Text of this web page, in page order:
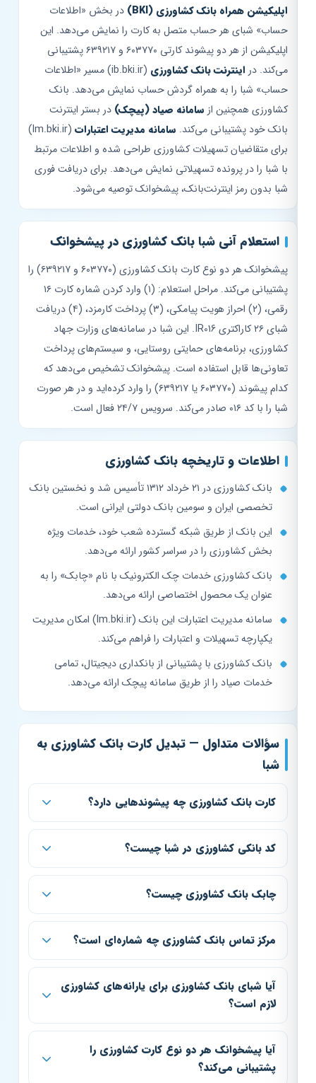
اپلیکیشن همراه بانک کشاورزی (BKI)
در بخش «اطلاعات
حساب» شبای هر حساب متصل به کارت را نمایش می‌دهد. این
اپلیکیشن از هر دو پیشوند کارتی ۶۰۳۷۷۰ و ۶۳۹۲۱۷ پشتیبانی
می‌کند. دراینترنت بانک کشاورزی
(ib.bki.ir) مسیر «اطلاعات
حساب» شبا را به همراه گردش حساب نمایش می‌دهد. بانک
کشاورزی همچنین ازسامانه صیاد (پیچک)در بستر اینترنت
بانک خود پشتیبانی می‌کند.سامانه مدیریت اعتبارات
(lm.bki.ir)
برای متقاضیان تسهیلات کشاورزی طراحی شده و اطلاعات مرتبط
با شبا را در پرونده تسهیلاتی نمایش می‌دهد. برای دریافت فوری
شبا بدون رمز اینترنت‌بانک، پیشخوانک توصیه می‌شود.
استعلام آنی شبا بانک کشاورزی در پیشخوانک
پیشخوانک هر دو نوع کارت بانک کشاورزی (۶۰۳۷۷۰ و ۶۳۹۲۱۷) را
پشتیبانی می‌کند. مراحل استعلام: (۱) وارد کردن شماره کارت ۱۶
رقمی، (۲) احراز هویت پیامکی، (۳) پرداخت کارمزد، (۴) دریافت
شبای ۲۶ کاراکتری IR016. این شبا در سامانه‌های وزارت جهاد
کشاورزی، برنامه‌های حمایتی روستایی، و سیستم‌های پرداخت
تعاونی‌ها قابل استفاده است. پیشخوانک تشخیص می‌دهد که
کدام پیشوند (۶۰۳۷۷۰ یا ۶۳۹۲۱۷) را وارد کرده‌اید و در هر صورت
شبا را با کد ۰۱۶ صادر می‌کند. سرویس ۲۴/۷ فعال است.
اطلاعات و تاریخچه بانک کشاورزی
بانک کشاورزی در ۲۱ خرداد ۱۳۱۲ تأسیس شد و نخستین بانک
تخصصی ایران و سومین بانک دولتی ایرانی است.
این بانک از طریق شبکه گسترده شعب خود، خدمات ویژه
بخش کشاورزی را در سراسر کشور ارائه می‌دهد.
بانک کشاورزی خدمات چک الکترونیک با نام «چابک» را به
عنوان یک محصول اختصاصی ارائه می‌دهد.
سامانه مدیریت اعتبارات این بانک (lm.bki.ir) امکان مدیریت
یکپارچه تسهیلات و اعتبارات را فراهم می‌کند.
بانک کشاورزی با پشتیبانی از بانکداری دیجیتال، تمامی
خدمات صیاد را از طریق سامانه پیچک ارائه می‌دهد.
سؤالات متداول — تبدیل کارت بانک کشاورزی به
شبا
کارت بانک کشاورزی چه پیشوندهایی دارد؟
کد بانکی کشاورزی در شبا چیست؟
چابک بانک کشاورزی چیست؟
مرکز تماس بانک کشاورزی چه شماره‌ای است؟
آیا شبای بانک کشاورزی برای یارانه‌های کشاورزی
لازم است؟
آیا پیشخوانک هر دو نوع کارت کشاورزی را
پشتیبانی می‌کند؟